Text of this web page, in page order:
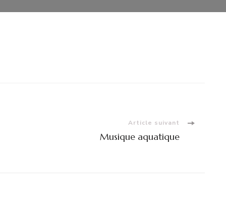
Article suivant
Musique aquatique